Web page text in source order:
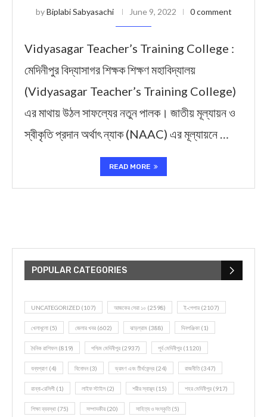
byBiplabi Sabyasachi June 9, 2022 0 comment
Vidyasagar Teacher’s Training College :
মেদিনীপুর বিদ্যাসাগর শিক্ষক শিক্ষণ মহাবিদ্যালয়
(Vidyasagar Teacher’s Training College)
এর মাথায় উঠল সাফল্যের নতুন পালক। জাতীয় মূল্যায়ন ও
স্বীকৃতি প্রদান অর্থাৎ ন্যাক (NAAC) এর মূল্যায়নে …
READ MORE
POPULAR CATEGORIES
UNCATEGORIZED (107) আজকের সেরা ১০ (2598) ই-পেপার (2107)
খেলাধূলো (5) জেলার খবর (602) ঝাড়গ্রাম (388) দিনপঞ্জিকা (1)
দৈনিক রাশিফল (819) পশ্চিম মেদিনীপুর (2937) পূর্ব মেদিনীপুর (1120)
বন্যপ্রাণ (4) বিনোদন(3) ভ্রমণ এবং তীর্থকেন্দ্র (24) রাজনীতি(347)
রান্না-রেসিপী (1) লাইফ স্টাইল (2) শরীর স্বাস্থ্য (15) শহর মেদিনীপুর (917)
শিক্ষা ব্যবস্থা (75) সম্পাদকীয় (20) সাহিত্য ও সংস্কৃতি(5)